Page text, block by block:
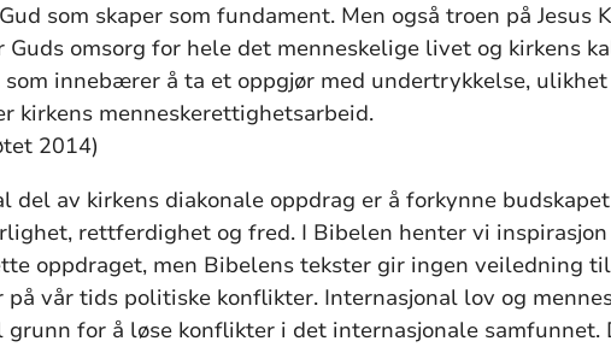
som skaper som fundament. Men også troen på Jesus
Guds omsorg for hele det menneskelige livet og kirkens
som innebærer å ta et oppgjør med undertrykkelse,
kirkens menneskerettighetsarbeid.
2014)
del av kirkens diakonale oppdrag er å forkynne
rettferdighet og fred. I Bibelen henter vi
oppdraget, men Bibelens tekster gir ingen veiledning
på vår tids politiske konflikter. Internasjonal lov og
grunn for å løse konflikter i det internasjonale samfunnet.